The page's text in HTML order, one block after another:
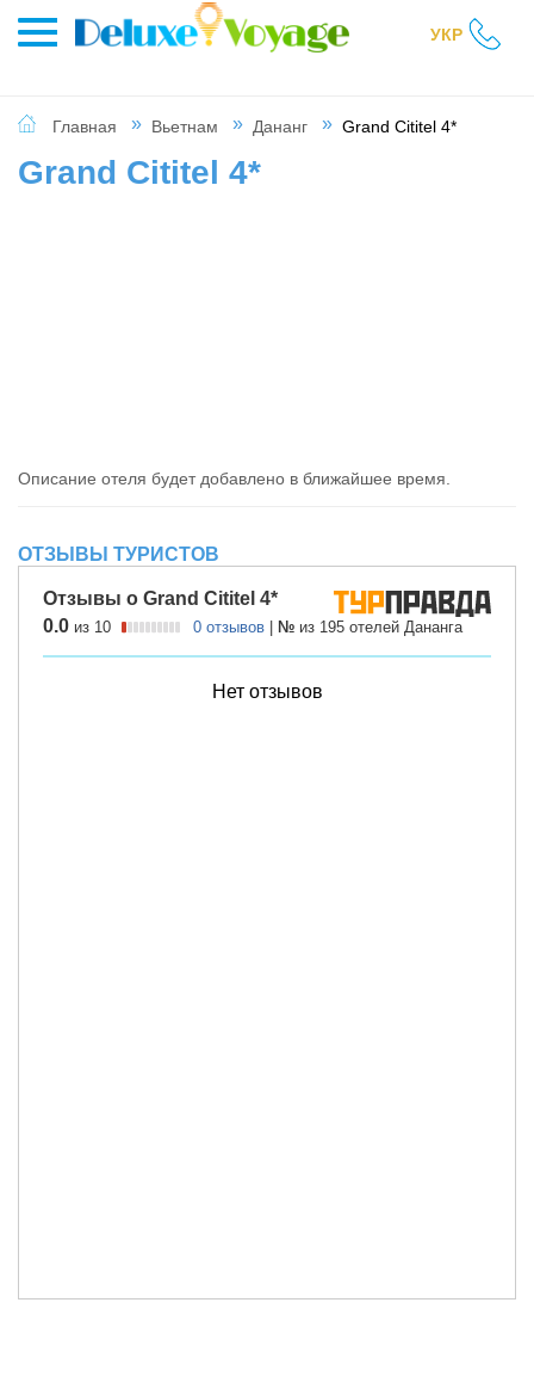
УКР
Главная Вьетнам Дананг Grand Cititel 4*
Grand Cititel 4*
Описание отеля будет добавлено в ближайшее время.
ОТЗЫВЫ ТУРИСТОВ